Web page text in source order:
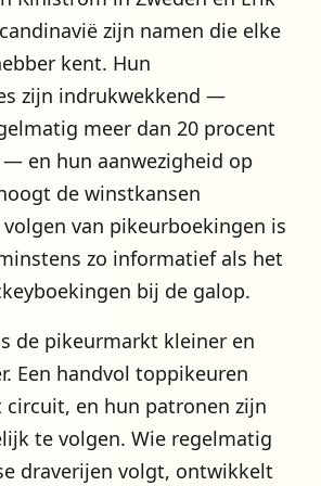
zijn namen die elke
kent. Hun
zijn indrukwekkend —
meer dan 20 procent
en hun aanwezigheid op
de winstkansen
van pikeurboekingen is
zo informatief als het
bij de galop.
de pikeurmarkt kleiner en
Een handvol toppikeuren
en hun patronen zijn
te volgen. Wie regelmatig
draverijen volgt, ontwikkelt